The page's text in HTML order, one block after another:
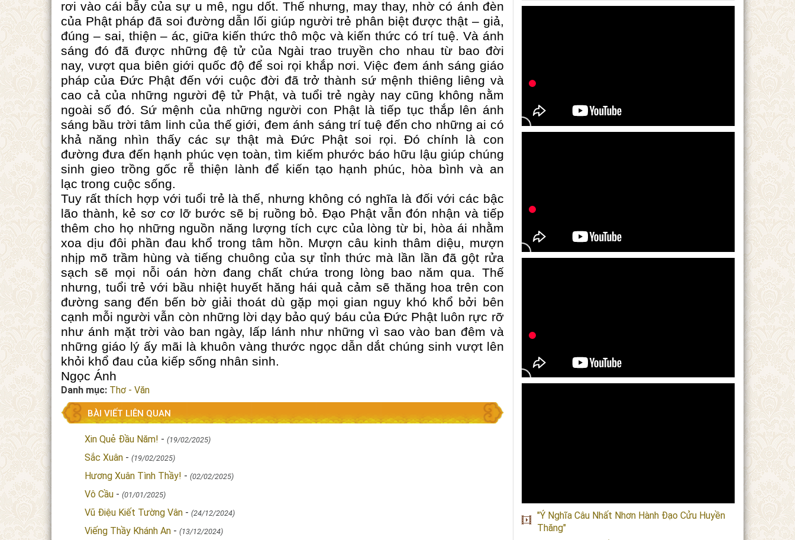
rơi vào cái bẫy của sự u mê, ngu dốt. Thế nhưng, may thay, nhờ có ánh đèn
của Phật pháp đã soi đường dẫn lối giúp người trẻ phân biệt được thật – giả,
đúng – sai, thiện – ác, giữa kiến thức thô mộc và kiến thức có trí tuệ. Và ánh
sáng đó đã được những đệ tử của Ngài trao truyền cho nhau từ bao đời
nay, vượt qua biên giới quốc độ để soi rọi khắp nơi. Việc đem ánh sáng giáo
pháp của Đức Phật đến với cuộc đời đã trở thành sứ mệnh thiêng liêng và
cao cả của những người đệ tử Phật, và tuổi trẻ ngày nay cũng không nằm
ngoài số đó. Sứ mệnh của những người con Phật là tiếp tục thắp lên ánh
sáng bầu trời tâm linh của thế giới, đem ánh sáng trí tuệ đến cho những ai có
khả năng nhìn thấy các sự thật mà Đức Phật soi rọi. Đó chính là con
đường đưa đến hạnh phúc vẹn toàn, tìm kiếm phước báo hữu lậu giúp chúng
sinh gieo trồng gốc rễ thiện lành để kiến tạo hạnh phúc, hòa bình và an
lạc trong cuộc sống.
Tuy rất thích hợp với tuổi trẻ là thế, nhưng không có nghĩa là đối với các bậc
lão thành, kẻ sơ cơ lỡ bước sẽ bị ruồng bỏ. Đạo Phật vẫn đón nhận và tiếp
thêm cho họ những nguồn năng lượng tích cực của lòng từ bi, hòa ái nhằm
xoa dịu đôi phần đau khổ trong tâm hồn. Mượn câu kinh thâm diệu, mượn
nhịp mõ trầm hùng và tiếng chuông của sự tỉnh thức mà lần lần đã gột rửa
sạch sẽ mọi nỗi oán hờn đang chất chứa trong lòng bao năm qua. Thế
nhưng, tuổi trẻ với bầu nhiệt huyết hăng hái quả cảm sẽ thăng hoa trên con
đường sang đến bến bờ giải thoát dù gặp mọi gian nguy khó khổ bởi bên
cạnh mỗi người vẫn còn những lời dạy bảo quý báu của Đức Phật luôn rực rỡ
như ánh mặt trời vào ban ngày, lấp lánh như những vì sao vào ban đêm và
những giáo lý ấy mãi là khuôn vàng thước ngọc dẫn dắt chúng sinh vượt lên
khỏi khổ đau của kiếp sống nhân sinh.
Ngọc Ánh
Danh mục: Thơ - Văn
BÀI VIẾT LIÊN QUAN
Xin Quẻ Đầu Năm! - (19/02/2025)
Sắc Xuân - (19/02/2025)
Hương Xuân Tình Thầy! - (02/02/2025)
Vô Cầu - (01/01/2025)
Vũ Điệu Kiết Tường Vân - (24/12/2024)
Viếng Thầy Khánh An - (13/12/2024)
"Ý Nghĩa Câu Nhất Nhơn Hành Đạo Cửu Huyền
Thăng"